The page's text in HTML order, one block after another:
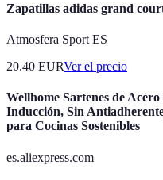
Zapatillas adidas grand
Atmosfera Sport ES
20.40 EURVer el precio
Wellhome Sartenes de
Inducción, Sin
para Cocinas Sostenibles
es.aliexpress.com